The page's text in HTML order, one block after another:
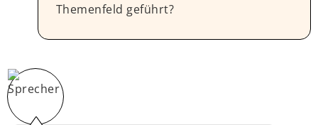
Themenfeld geführt?